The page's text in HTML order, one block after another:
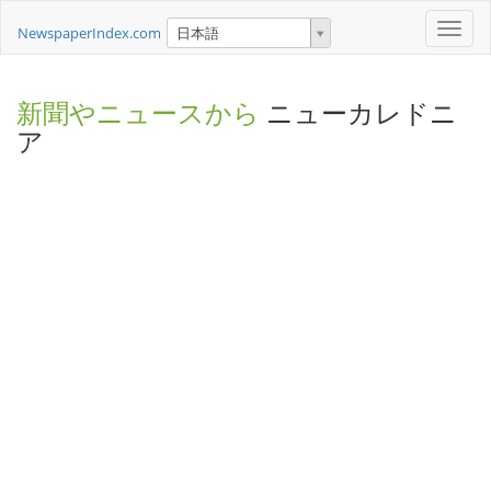
Toggle
NewspaperIndex.com 日本語
新聞やニュースから ニューカレドニ
ア